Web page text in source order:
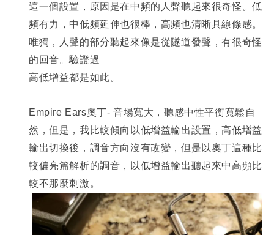
這一個設置，原因是在中頻的人聲聽起來很奇怪。低
頻有力，中低頻延伸也很棒，高頻也清晰具線條感。
唯獨，人聲的部分聽起來像是從隧道發聲，有很奇怪
的回音。驗證過
高低增益都是如此。
Empire Ears奧丁- 音場寬大，聽感中性平衡寬鬆自
然，但是，我比較傾向以低增益輸出設置，高低增益
輸出切換後，調音方向沒有改變，但是以奧丁這種比
較偏亮篇解析的調音，以低增益輸出聽起來中高頻比
較不那麼刺激。